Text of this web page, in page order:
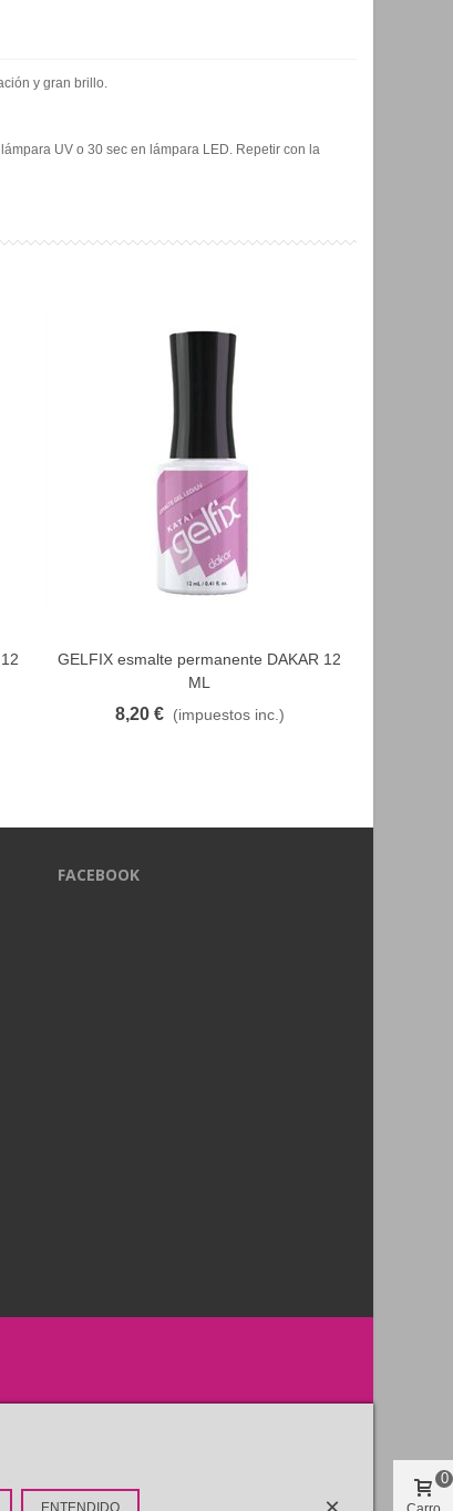
y gran brillo.
UV o 30 sec en lámpara LED. Repetir con la
FAVORITO
GELFIX esmalte permanente DAKAR 12
ML
8,20 € (impuestos inc.)
FACEBOOK
0
ENTENDIDO